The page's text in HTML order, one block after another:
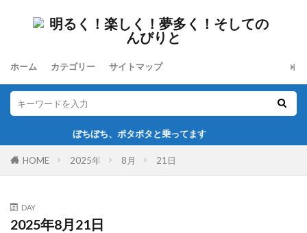
ホーム カテゴリー サイトマップ
ぼちぼち、ポタポタと乗ってます
HOME 2025年 8月 21日
DAY
2025年8月21日